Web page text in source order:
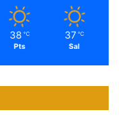
38 ℃
Pts
37 ℃
Sal